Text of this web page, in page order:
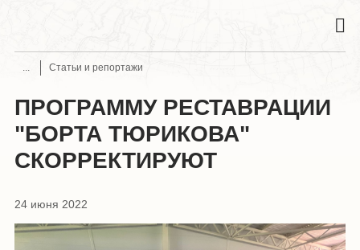
Статьи и репортажи
ПРОГРАММУ РЕСТАВРАЦИИ
"БОРТА ТЮРИКОВА"
СКОРРЕКТИРУЮТ
24 июня 2022